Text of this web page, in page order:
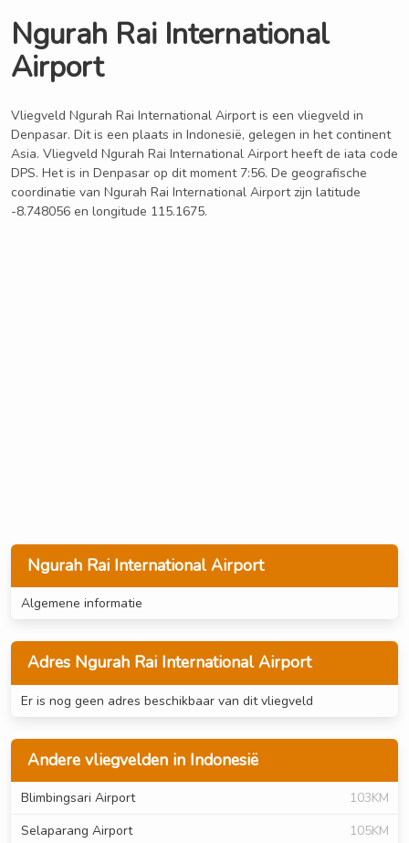
Ngurah Rai International Airport
Algemene informatie
Adres Ngurah Rai International Airport
Er is nog geen adres beschikbaar van dit vliegveld
Andere vliegvelden in Indonesië
Blimbingsari Airport
103KM
Selaparang Airport
105KM
Ngurah Rai International
Airport
Vliegveld Ngurah Rai International Airport is een vliegveld in
Denpasar. Dit is een plaats in Indonesië, gelegen in het continent
Asia. Vliegveld Ngurah Rai International Airport heeft de iata code
DPS. Het is in Denpasar op dit moment 7:56. De geografische
coordinatie van Ngurah Rai International Airport zijn latitude
-8.748056 en longitude 115.1675.